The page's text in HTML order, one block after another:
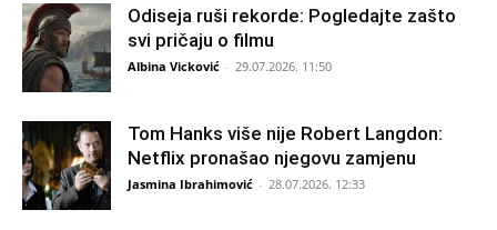
Odiseja ruši rekorde: Pogledajte zašto
svi pričaju o filmu
Albina Vicković - 29.07.2026. 11:50
Tom Hanks više nije Robert Langdon:
Netflix pronašao njegovu zamjenu
Jasmina Ibrahimović - 28.07.2026. 12:33